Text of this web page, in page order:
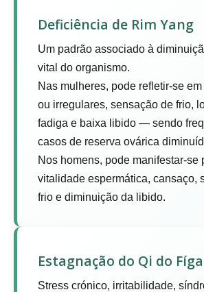
Deficiência de Rim Yang
Um padrão associado à
vital do organismo.
Nas mulheres, pode refletir-se
ou irregulares, sensação de frio,
fadiga e baixa libido — sendo
casos de reserva ovárica
Nos homens, pode manifestar-se
vitalidade espermática, cansaço,
frio e diminuição da libido.
Estagnação do Qi do
Stress crónico, irritabilidade,